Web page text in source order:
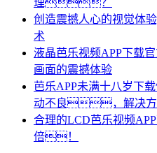
理？
创造震撼人心的视觉体
术
液晶芭乐视频APP下载
画面的震撼体验
芭乐APP未满十八岁下
动不良，解决方
合理的LCD芭乐视频
倍！